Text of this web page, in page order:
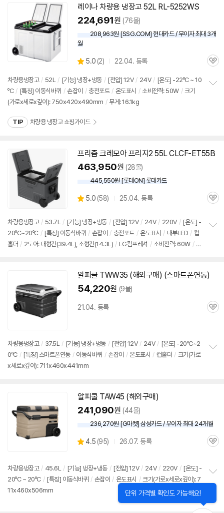
레이나 차량용 냉장고 52L RL-5252WS
224,691원 (76몰)
208,963원 [SSG.COM] 현대카드 / 무이자 최대 3개
월
별
점
5.0 (상
리
뷰
2) 22.04. 등록
관
차량용냉장고 / 52L / [기능] 냉장+냉동 / [전압] 12V / 24V / [온도] -22ºC ~ 10
ºC / [특징] 이동식바퀴 / 손잡이 / 충전포트 / 온도표시 / 소비전력: 50W / 크기
(가로x세로x깊이): 750x420x490mm / 무게: 16.1kg
TIP 차량용 냉장고 쇼핑가이드
프리즘 크레모아 프리지2 55L CLCF-ET55B
463,950원 (28몰)
445,550원 [롯데ON] 롯데카드
별
5.0 (상
리
뷰
58) 25.04. 등록
관
차량용냉장고 / 53.7L / [기능] 냉장+냉동 / [전압] 12V / 24V / 220V / [온도] -
20ºC~20ºC / [특징] 이동식바퀴 / 손잡이 / 충전포트 / 온도표시 / 내부LED / 컵
홀더 / 2도어: 대형칸(39.4L), 소형칸(14.3L) / LG컴프레셔 / 소비전력: 60W / 무
알피쿨 TWW35 (해외구매) (스마트폰연동)
54,220원 (9몰)
21.04. 등록
관
차량용냉장고 / 37.5L / [기능] 냉장+냉동 / [전압] 12V / 24V / [온도] -20ºC~2
0ºC / [특징] 스마트폰연동 / 이동식바퀴 / 손잡이 / 온도표시 / 컵홀더 / 크기(가로
x세로x깊이): 711x460x441mm
알피쿨 TAW45 (해외구매)
241,090원 (44몰)
236,270원 [G마켓] 삼성카드 / 무이자 최대 24개월
별
4.5 (상
95) 26.07. 등록
관
차량용냉장고 / 45.6L / [기능] 냉장+냉동 / [전압] 12V / 24V / 220V / [온도] -
20ºC ~ 20ºC / [특징] 이동식바퀴 / 손잡이 / 온도표시 / 크기(가로x세로x깊이): 7
11x460x506mm
정
펼